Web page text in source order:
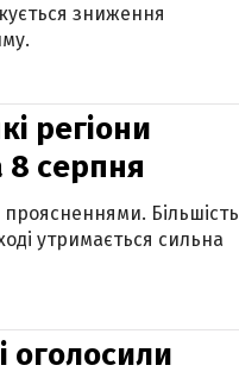
зниження
регіони
8 серпня
Більшість
утримається сильна
оголосили